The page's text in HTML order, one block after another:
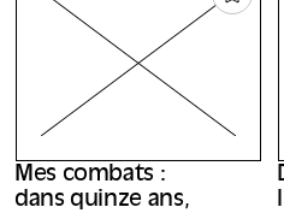
Mes combats :
dans quinze ans,